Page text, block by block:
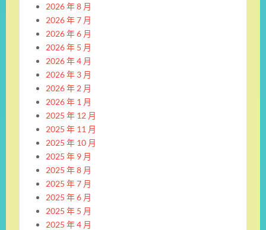
2026 年 8 月
2026 年 7 月
2026 年 6 月
2026 年 5 月
2026 年 4 月
2026 年 3 月
2026 年 2 月
2026 年 1 月
2025 年 12 月
2025 年 11 月
2025 年 10 月
2025 年 9 月
2025 年 8 月
2025 年 7 月
2025 年 6 月
2025 年 5 月
2025 年 4 月